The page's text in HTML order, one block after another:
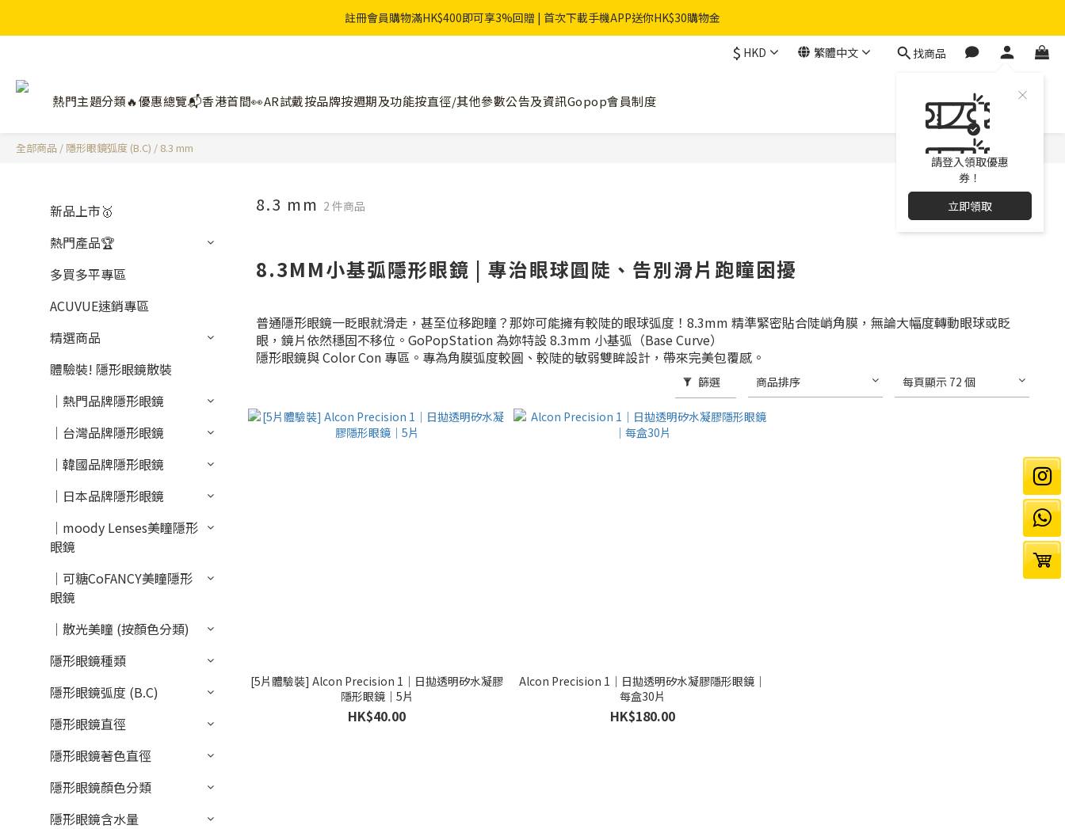
註冊會員購物滿HK$400即可享3%回贈 | 首次下載手機APP送你HK$30購物金
$ HKD 繁體中文 找商品
請登入領取優惠
券！
立即領取
熱門主題分類🔥優惠總覽📬香港首間👀AR試戴按品牌按週期及功能按直徑/其他參數公告及資訊Gopop會員制度
全部商品 / 隱形眼鏡弧度 (B.C) / 8.3 mm
新品上市🥇
熱門產品🏆
多買多平專區
ACUVUE速銷專區
精選商品
體驗裝! 隱形眼鏡散裝
｜熱門品牌隱形眼鏡
｜台灣品牌隱形眼鏡
｜韓國品牌隱形眼鏡
｜日本品牌隱形眼鏡
｜moody Lenses美瞳隱形
眼鏡
｜可糖CoFANCY美瞳隱形
眼鏡
｜散光美瞳 (按顏色分類)
隱形眼鏡種類
隱形眼鏡弧度 (B.C)
隱形眼鏡直徑
隱形眼鏡著色直徑
隱形眼鏡顏色分類
隱形眼鏡含水量
8.3 mm 2 件商品
8.3MM小基弧隱形眼鏡 | 專治眼球圓陡、告別滑片跑瞳困擾
普通隱形眼鏡一眨眼就滑走，甚至位移跑瞳？那妳可能擁有較陡的眼球弧度！8.3mm 精準緊密貼合陡峭角膜，無論大幅度轉動眼球或眨
眼，鏡片依然穩固不移位。GoPopStation 為妳特設 8.3mm 小基弧（Base Curve）
隱形眼鏡與 Color Con 專區。專為角膜弧度較圓、較陡的敏弱雙眸設計，帶來完美包覆感。
篩選 商品排序 每頁顯示 72 個
[5片體驗裝] Alcon Precision 1｜日拋透明矽水凝膠
隱形眼鏡｜5片
HK$40.00
Alcon Precision 1｜日拋透明矽水凝膠隱形眼鏡｜
每盒30片
HK$180.00